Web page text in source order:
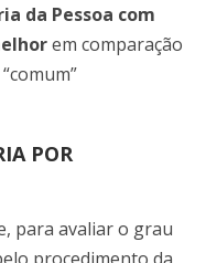
da Pessoa com
em comparação
POR
para avaliar o grau